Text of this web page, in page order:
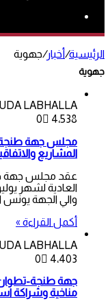
الرئيسية/أخبار/جهوية
جهوية
LABHALLA
0
4٬538
مجلس جهة
المشاريع
عقد مجلس جهة
العادية لشهر
والي الجهة يونس
أكمل القراءة »
LABHALLA
0
4٬403
جهة طنجة-
مناخية وشراكة